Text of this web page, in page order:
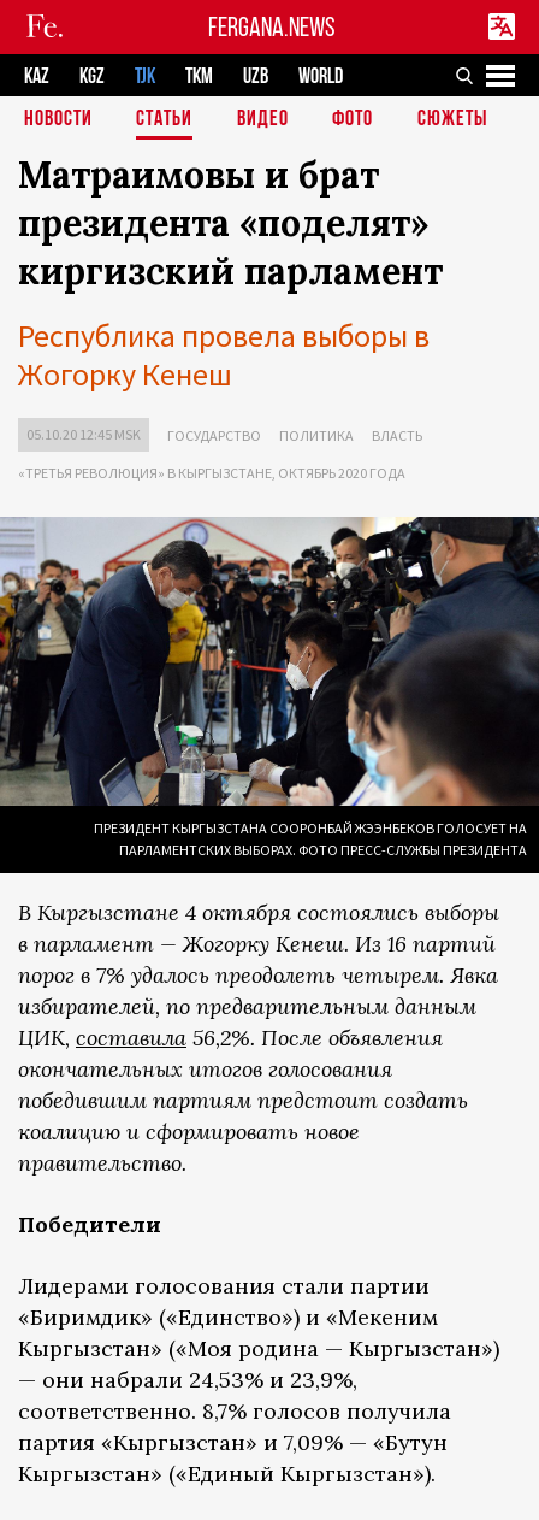
FERGANA.NEWS
KAZ KGZ TJK TKM UZB
WORLD
НОВОСТИ
СТАТЬИ ВИДЕО ФОТО СЮЖЕТЫ
Матраимовы и брат
президента «поделят»
киргизский парламент
Республика провела выборы в
Жогорку Кенеш
05.10.20 12:45 MSK ГОСУДАРСТВО ПОЛИТИКА ВЛАСТЬ
«ТРЕТЬЯ РЕВОЛЮЦИЯ» В КЫРГЫЗСТАНЕ, ОКТЯБРЬ 2020 ГОДА
ПРЕЗИДЕНТ КЫРГЫЗСТАНА СООРОНБАЙ ЖЭЭНБЕКОВ ГОЛОСУЕТ НА
ПАРЛАМЕНТСКИХ ВЫБОРАХ. ФОТО ПРЕСС-СЛУЖБЫ ПРЕЗИДЕНТА
В Кыргызстане 4 октября состоялись выборы
в парламент — Жогорку Кенеш. Из 16 партий
порог в 7% удалось преодолеть четырем. Явка
избирателей, по предварительным данным
ЦИК, составила 56,2%. После объявления
окончательных итогов голосования
победившим партиям предстоит создать
коалицию и сформировать новое
правительство.
Победители
Лидерами голосования стали партии
«Биримдик» («Единство») и «Мекеним
Кыргызстан» («Моя родина — Кыргызстан»)
— они набрали 24,53% и 23,9%,
соответственно. 8,7% голосов получила
партия «Кыргызстан» и 7,09% — «Бутун
Кыргызстан» («Единый Кыргызстан»).